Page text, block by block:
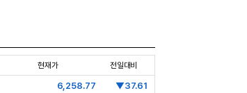
현재가 전일대비
6,258.77 ▼37.61